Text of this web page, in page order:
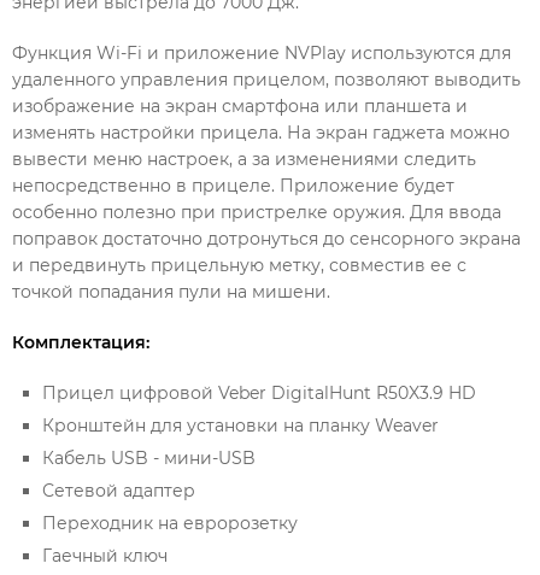
Функция Wi-Fi и приложение NVPlay используются для
удаленного управления прицелом, позволяют выводить
изображение на экран смартфона или планшета и
изменять настройки прицела. На экран гаджета можно
вывести меню настроек, а за изменениями следить
непосредственно в прицеле. Приложение будет
особенно полезно при пристрелке оружия. Для ввода
поправок достаточно дотронуться до сенсорного экрана
и передвинуть прицельную метку, совместив ее с
точкой попадания пули на мишени.
Комплектация:
Прицел цифровой Veber DigitalHunt R50X3.9 HD
Кронштейн для установки на планку Weaver
Кабель USB - мини-USB
Сетевой адаптер
Переходник на евророзетку
Гаечный ключ